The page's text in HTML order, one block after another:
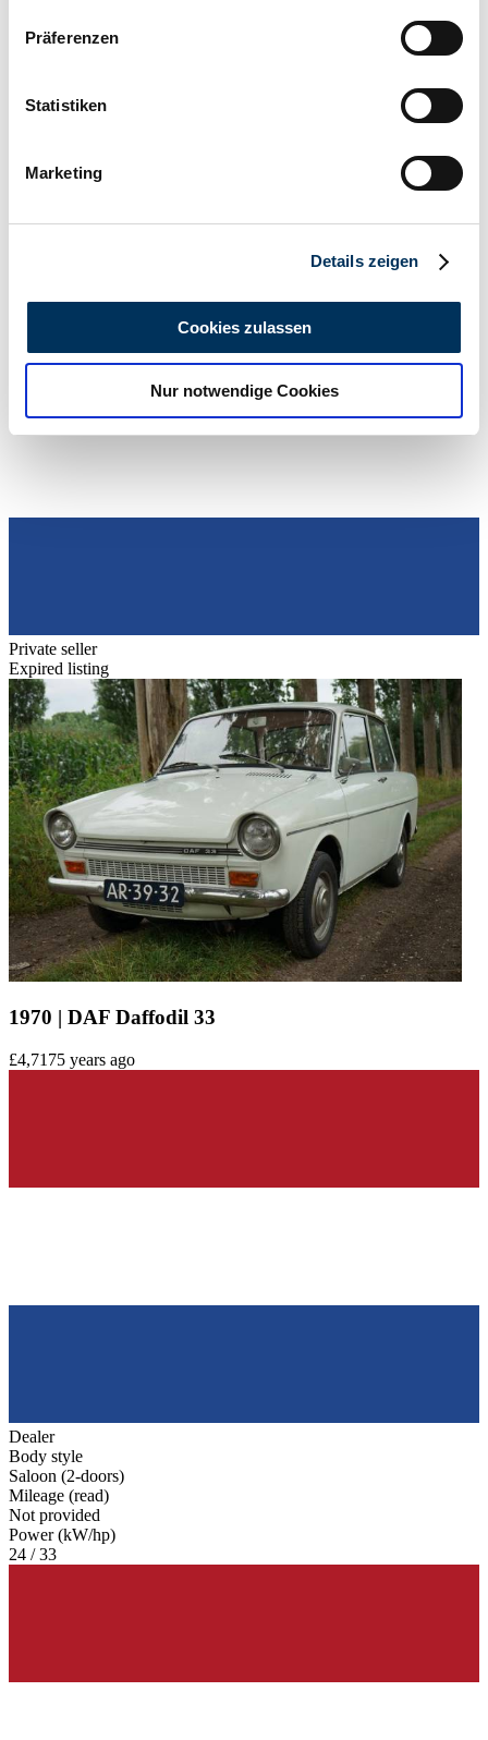
Informationen über Ihre geografische Lage
können
bestimmten Merkmalen (Fingerprinting) identifizieren
Erfahren Sie mehr darüber, wie Ihre persönlichen Daten
analysieren. Außerdem geben wir Informationen zu Ihrer
Verwendung unserer Website an unsere Partner für
soziale Medien, Werbung und Analysen weiter. Unsere
Präferenzen
Statistiken
Marketing
Details zeigen
Cookies zulassen
Nur notwendige Cookies
Private seller
Expired listing
1970 | DAF Daffodil 33
£4,7175 years ago
Dealer
Body style
Saloon (2-doors)
Mileage (read)
Not provided
Power (kW/hp)
24 / 33